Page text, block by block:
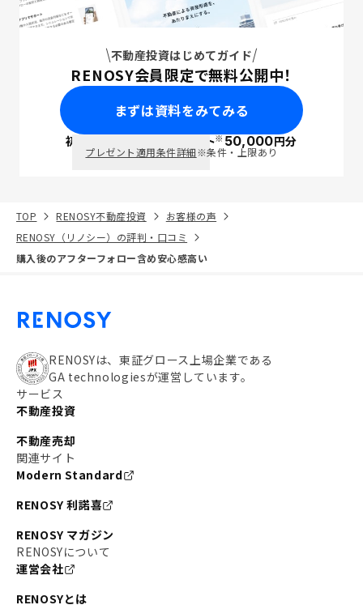
不動産投資はじめてガイド
RENOSY会員限定で無料公開中！
まずは資料をみてみる
初回面談で ポイント※50,000円分
プレゼント適用条件詳細※条件・上限あり
TOP RENOSY不動産投資
お客様の声
RENOSY（リノシー）の評判・口コミ
購入後のアフターフォロー含め安心感高い
RENOSYは、東証グロース上場企業である
GA technologiesが運営しています。
サービス
不動産投資
不動産売却
関連サイト
Modern Standard
RENOSY 利諾喜
RENOSY マガジン
RENOSYについて
運営会社
RENOSYとは